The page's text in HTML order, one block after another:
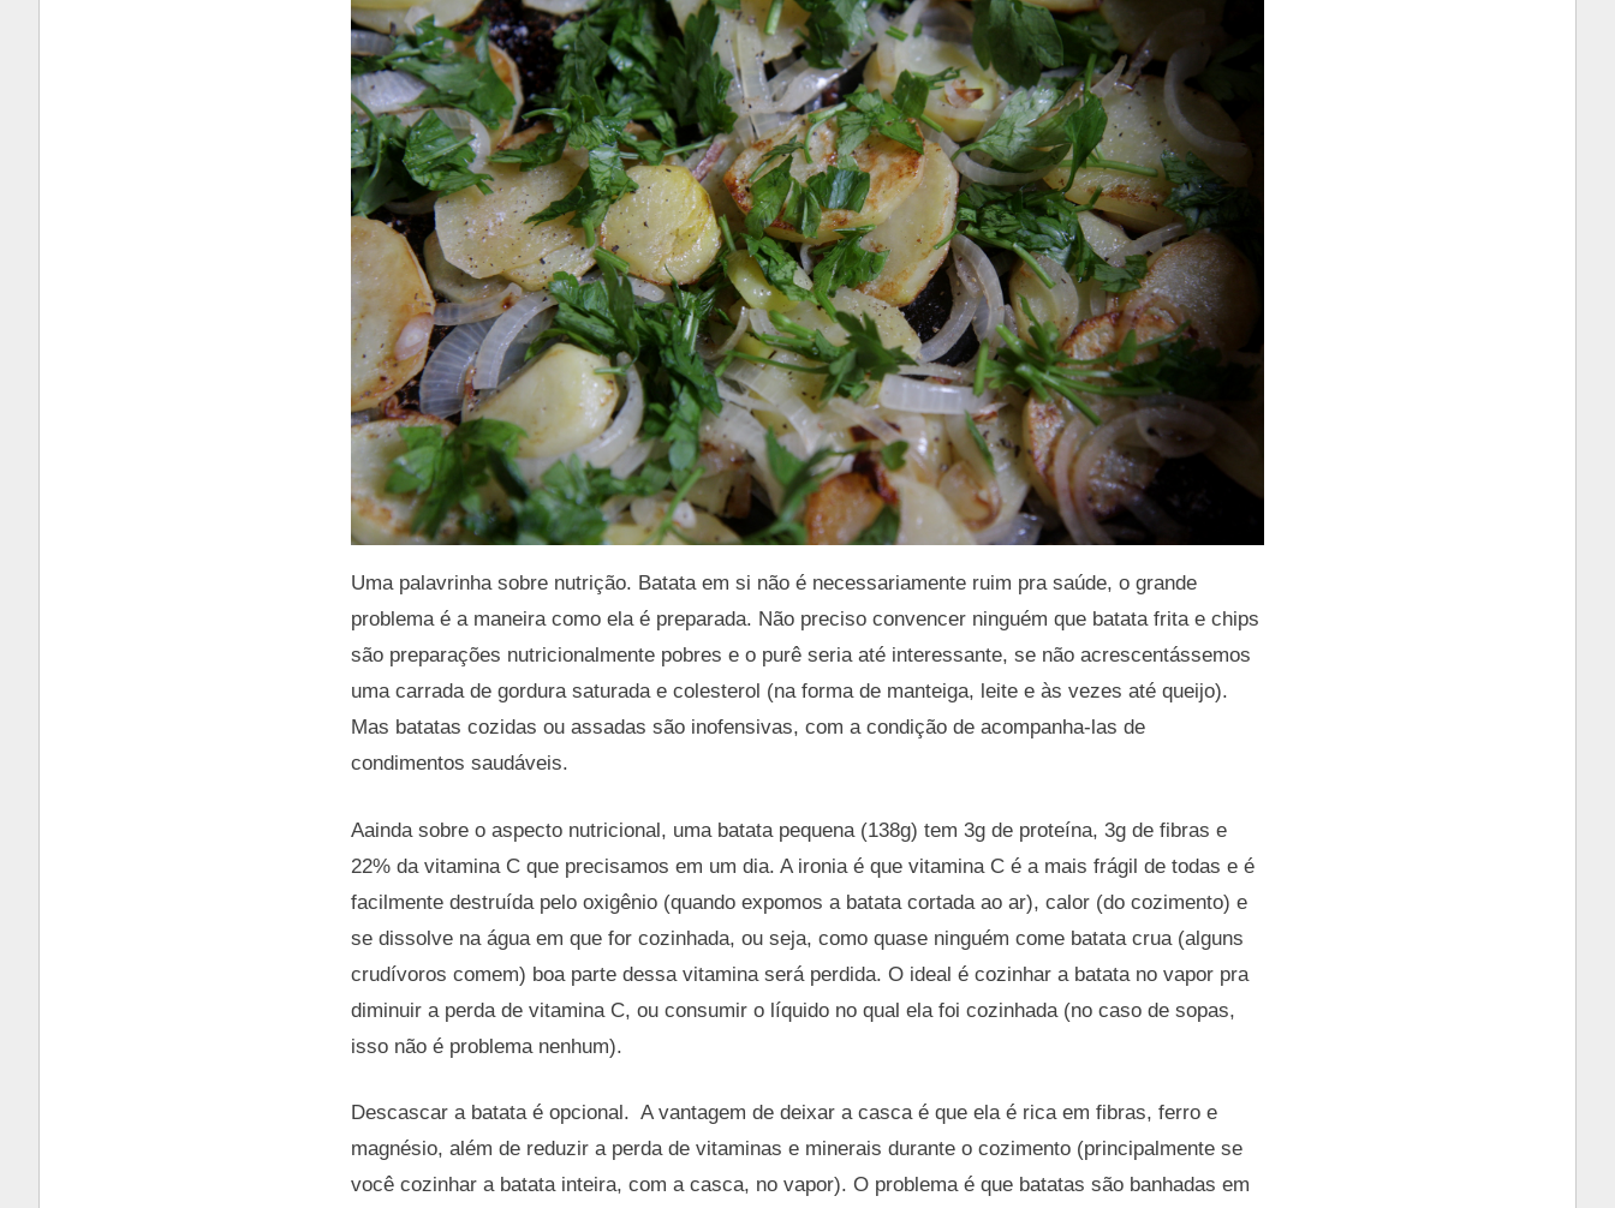
Uma palavrinha sobre nutrição. Batata em si não é necessariamente ruim pra saúde, o grande
problema é a maneira como ela é preparada. Não preciso convencer ninguém que batata frita e chips
são preparações nutricionalmente pobres e o purê seria até interessante, se não acrescentássemos
uma carrada de gordura saturada e colesterol (na forma de manteiga, leite e às vezes até queijo).
Mas batatas cozidas ou assadas são inofensivas, com a condição de acompanha-las de
condimentos saudáveis.
Aainda sobre o aspecto nutricional, uma batata pequena (138g) tem 3g de proteína, 3g de fibras e
22% da vitamina C que precisamos em um dia. A ironia é que vitamina C é a mais frágil de todas e é
facilmente destruída pelo oxigênio (quando expomos a batata cortada ao ar), calor (do cozimento) e
se dissolve na água em que for cozinhada, ou seja, como quase ninguém come batata crua (alguns
crudívoros comem) boa parte dessa vitamina será perdida. O ideal é cozinhar a batata no vapor pra
diminuir a perda de vitamina C, ou consumir o líquido no qual ela foi cozinhada (no caso de sopas,
isso não é problema nenhum).
Descascar a batata é opcional. A vantagem de deixar a casca é que ela é rica em fibras, ferro e
magnésio, além de reduzir a perda de vitaminas e minerais durante o cozimento (principalmente se
você cozinhar a batata inteira, com a casca, no vapor). O problema é que batatas são banhadas em